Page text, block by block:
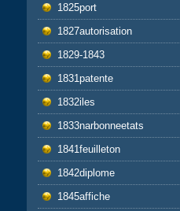
1825port
1827autorisation
1829-1843
1831patente
1832iles
1833narbonneetats
1841feuilleton
1842diplome
1845affiche